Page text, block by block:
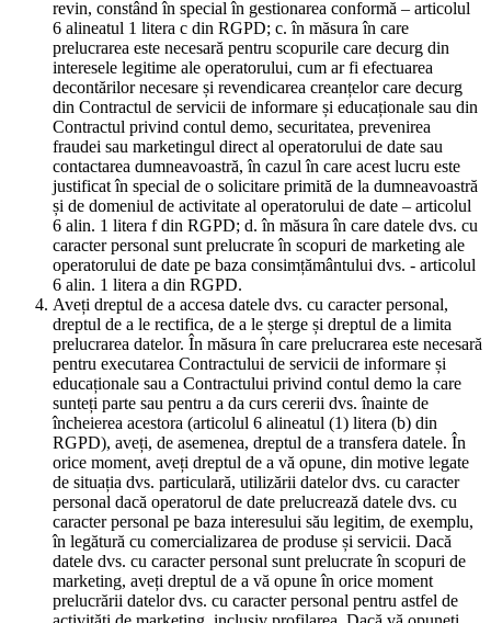
revin, constând în special în gestionarea conformă – articolul
6 alineatul 1 litera c din RGPD; c. în măsura în care
prelucrarea este necesară pentru scopurile care decurg din
interesele legitime ale operatorului, cum ar fi efectuarea
decontărilor necesare și revendicarea creanțelor care decurg
din Contractul de servicii de informare și educaționale sau din
Contractul privind contul demo, securitatea, prevenirea
fraudei sau marketingul direct al operatorului de date sau
contactarea dumneavoastră, în cazul în care acest lucru este
justificat în special de o solicitare primită de la dumneavoastră
și de domeniul de activitate al operatorului de date – articolul
6 alin. 1 litera f din RGPD; d. în măsura în care datele dvs. cu
caracter personal sunt prelucrate în scopuri de marketing ale
operatorului de date pe baza consimțământului dvs. - articolul
6 alin. 1 litera a din RGPD.
Aveți dreptul de a accesa datele dvs. cu caracter personal,
dreptul de a le rectifica, de a le șterge și dreptul de a limita
prelucrarea datelor. În măsura în care prelucrarea este necesară
pentru executarea Contractului de servicii de informare și
educaționale sau a Contractului privind contul demo la care
sunteți parte sau pentru a da curs cererii dvs. înainte de
încheierea acestora (articolul 6 alineatul (1) litera (b) din
RGPD), aveți, de asemenea, dreptul de a transfera datele. În
orice moment, aveți dreptul de a vă opune, din motive legate
de situația dvs. particulară, utilizării datelor dvs. cu caracter
personal dacă operatorul de date prelucrează datele dvs. cu
caracter personal pe baza interesului său legitim, de exemplu,
în legătură cu comercializarea de produse și servicii. Dacă
datele dvs. cu caracter personal sunt prelucrate în scopuri de
marketing, aveți dreptul de a vă opune în orice moment
prelucrării datelor dvs. cu caracter personal pentru astfel de